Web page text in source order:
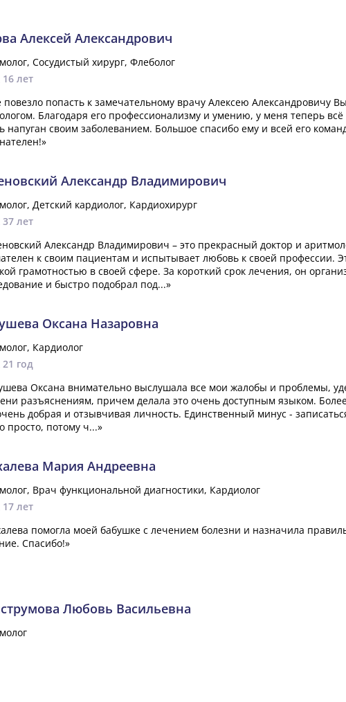
Алексей Александрович
Сосудистый хирург, Флеболог
лет
попасть к замечательному врачу Алексею Александровичу
Благодаря его профессионализму и умению, у меня теперь
напуган своим заболеванием. Большое спасибо ему и всей его
Александр Владимирович
Детский кардиолог, Кардиохирург
лет
Александр Владимирович – это прекрасный доктор и
к своим пациентам и испытывает любовь к своей профессии.
грамотностью в своей сфере. За короткий срок лечения, он
и быстро подобрал под...»
Оксана Назаровна
Кардиолог
год
Оксана внимательно выслушала все мои жалобы и проблемы,
разъяснениям, причем делала это очень доступным языком.
добрая и отзывчивая личность. Единственный минус -
просто, потому ч...»
Мария Андреевна
Врач функциональной диагностики, Кардиолог
лет
помогла моей бабушке с лечением болезни и назначила
Спасибо!»
Любовь Васильевна